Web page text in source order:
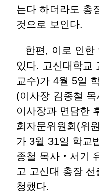
는다 하더라도 총
것으로 보인다.
한편, 이로 인한
있다. 고신대학교
교수)가 4월 5일
(이사장 김종철
이사장과 면담한
회자문위원회(위
가 3월 31일 학교
종철 목사‧서기
고 고신대 총장
청했다.